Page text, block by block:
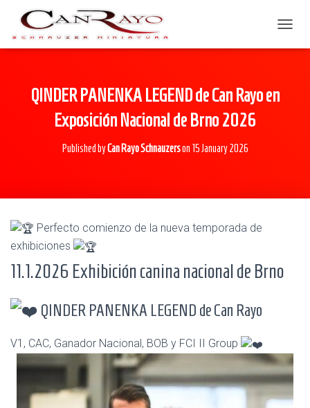
QINDER PANENKA LEGEND de Can Rayo en
Exposición Nacional de Brno 2026
Published byCan Rayo Schnauzerson 15 January 2026
Perfecto comienzo de la nueva temporada de
exhibiciones
11.1.2026 Exhibición canina nacional de Brno
QINDER PANENKA LEGEND de Can Rayo
V1, CAC, Ganador Nacional, BOB y FCI II Group